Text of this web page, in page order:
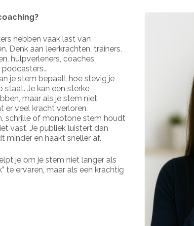
hebben vaak last van
Denk aan leerkrachten, trainers,
hulpverleners, coaches,
je stem bepaalt hoe stevig je
staat. Je kan een sterke
maar als je stem niet
er veel kracht verloren.
schrille of monotone stem houdt
vast. Je publiek luistert dan
minder en haakt sneller af.
je om je stem niet langer als
te ervaren, maar als een krachtig